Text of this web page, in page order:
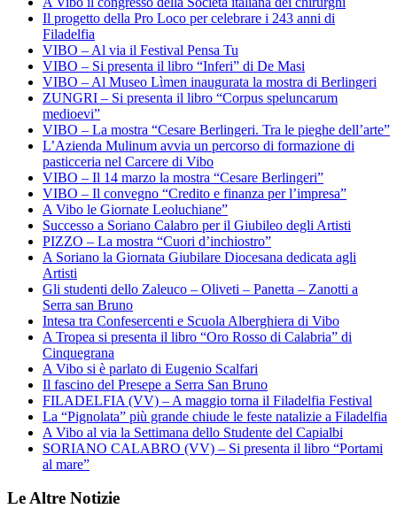
Il progetto della Pro Loco per celebrare i 243 anni di
Filadelfia
VIBO – Al via il Festival Pensa Tu
VIBO – Si presenta il libro “Inferi” di De Masi
VIBO – Al Museo Lìmen inaugurata la mostra di Berlingeri
ZUNGRI – Si presenta il libro “Corpus speluncarum
medioevi”
VIBO – La mostra “Cesare Berlingeri. Tra le pieghe dell’arte”
L’Azienda Mulinum avvia un percorso di formazione di
pasticceria nel Carcere di Vibo
VIBO – Il 14 marzo la mostra “Cesare Berlingeri”
VIBO – Il convegno “Credito e finanza per l’impresa”
A Vibo le Giornate Leoluchiane”
Successo a Soriano Calabro per il Giubileo degli Artisti
PIZZO – La mostra “Cuori d’inchiostro”
A Soriano la Giornata Giubilare Diocesana dedicata agli
Artisti
Gli studenti dello Zaleuco – Oliveti – Panetta – Zanotti a
Serra san Bruno
Intesa tra Confesercenti e Scuola Alberghiera di Vibo
A Tropea si presenta il libro “Oro Rosso di Calabria” di
Cinquegrana
A Vibo si è parlato di Eugenio Scalfari
Il fascino del Presepe a Serra San Bruno
FILADELFIA (VV) – A maggio torna il Filadelfia Festival
La “Pignolata” più grande chiude le feste natalizie a Filadelfia
A Vibo al via la Settimana dello Studente del Capialbi
SORIANO CALABRO (VV) – Si presenta il libro “Portami
al mare”
Le Altre Notizie